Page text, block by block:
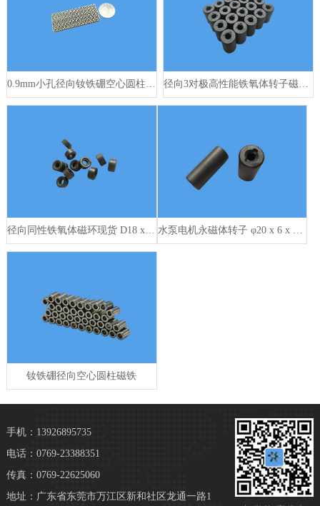
0.9mm小孔径向钕铁硼空心圆柱磁铁N52 径向3对极高性能铁氧体转子磁铁 20x8x27mm
径向同性铁氧体磁环现货 D18 x d8 x 9mm
钕铁硼径向空心圆柱磁铁
手机：13926895735
电话：0769-23388351
传真：0769-22625060
地址：广东省东莞市万江区新和社区龙通一路1